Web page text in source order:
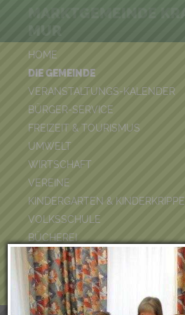
HOME
DIE GEMEINDE
VERANSTALTUNGS-KALENDER
BÜRGER-SERVICE
FREIZEIT & TOURISMUS
UMWELT
WIRTSCHAFT
VEREINE
KINDERGARTEN & KINDERKRIPPE
VOLKSSCHULE
BÜCHEREI
FEUERWEHR
DUATHLON 2026
POOLKALENDER
MUR